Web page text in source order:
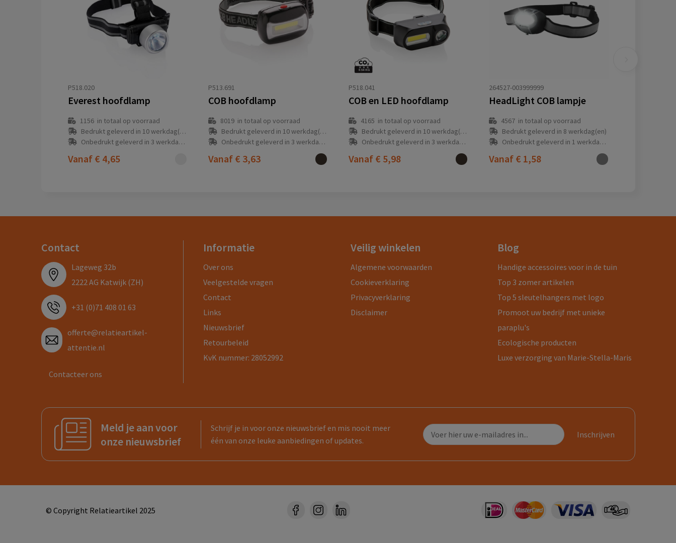
P518.020
Everest hoofdlamp
1156in totaal op voorraad
Bedrukt geleverd in 10 werkdag(en)
Onbedrukt geleverd in 3 werkdag(en)
Vanaf € 4,65
P513.691
COB hoofdlamp
8019in totaal op voorraad
Bedrukt geleverd in 10 werkdag(en)
Onbedrukt geleverd in 3 werkdag(en)
Vanaf € 3,63
P518.041
COB en LED hoofdlamp
4165 in totaal op voorraad
Bedrukt geleverd in 10 werkdag(en)
Onbedrukt geleverd in 3 werkdag(en)
Vanaf € 5,98
264527-003999999
HeadLight COB lampje
4567 in totaal op voorraad
Bedrukt geleverd in 8 werkdag(en)
Onbedrukt geleverd in 1 werkdag(en)
Vanaf € 1,58
Contact
Lageweg 32b
2222 AG Katwijk (ZH)
+31 (0)71 408 01 63
offerte@relatieartikel-
attentie.nl
Contacteer ons
Informatie
Over ons
Veelgestelde vragen
Contact
Links
Nieuwsbrief
Retourbeleid
KvK nummer: 28052992
Veilig winkelen
Algemene voorwaarden
Cookieverklaring
Privacyverklaring
Disclaimer
Blog
Handige accessoires voor in de tuin
Top 3 zomer artikelen
Top 5 sleutelhangers met logo
Promoot uw bedrijf met unieke
paraplu's
Ecologische producten
Luxe verzorging van Marie-Stella-Maris
Meld je aan voor
onze nieuwsbrief
Schrijf je in voor onze nieuwsbrief en mis nooit meer
één van onze leuke aanbiedingen of updates.
© Copyright Relatieartikel 2025